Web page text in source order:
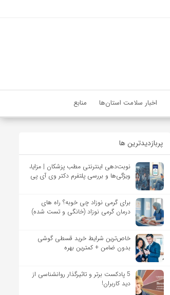
اخبار سلامت استان‌ها منابع
پربازدیدترین ها
نوبت‌دهی اینترنتی مطب پزشکان | مزایا،
ویژگی‌ها و بررسی پلتفرم دکتر وی آی پی
برای گرمی نوزاد چی خوبه؟ راه های
درمان گرمی نوزاد (خانگی و تست شده)
خاص‌ترین شرایط خرید قسطی گوشی
بدون ضامن + کمترین بهره
5 پادکست برتر و تاثیرگذار روانشناسی از
دید کاربران!